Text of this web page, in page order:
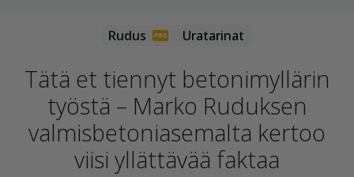
Uratarinat
Tätä et tiennyt betonimyllärin
työstä – Marko Ruduksen
valmisbetoniasemalta kertoo
viisi yllättävää faktaa